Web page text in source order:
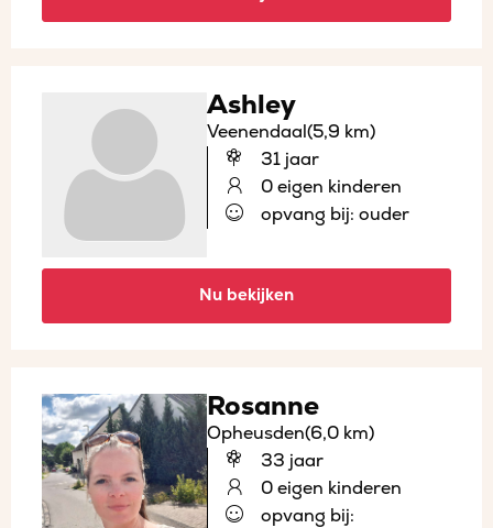
Ashley
Veenendaal(5,9 km)
31 jaar
0 eigen kinderen
opvang bij: ouder
Nu bekijken
Rosanne
Opheusden(6,0 km)
33 jaar
0 eigen kinderen
opvang bij: